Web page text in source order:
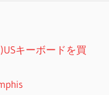
キーボードを買